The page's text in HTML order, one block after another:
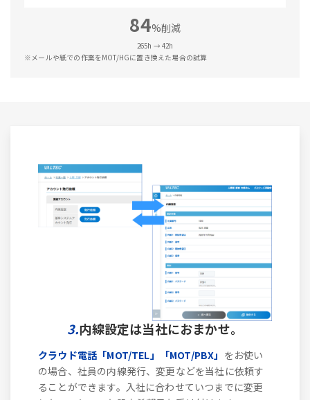
84%削減
265h → 42h
※メールや紙での作業をMOT/HGに置き換えた場合の試算
3.内線設定は当社におまかせ。
クラウド電話「MOT/TEL」「MOT/PBX」 をお使い
の場合、社員の内線発行、変更などを当社に依頼す
ることができます。入社に合わせていつまでに変更